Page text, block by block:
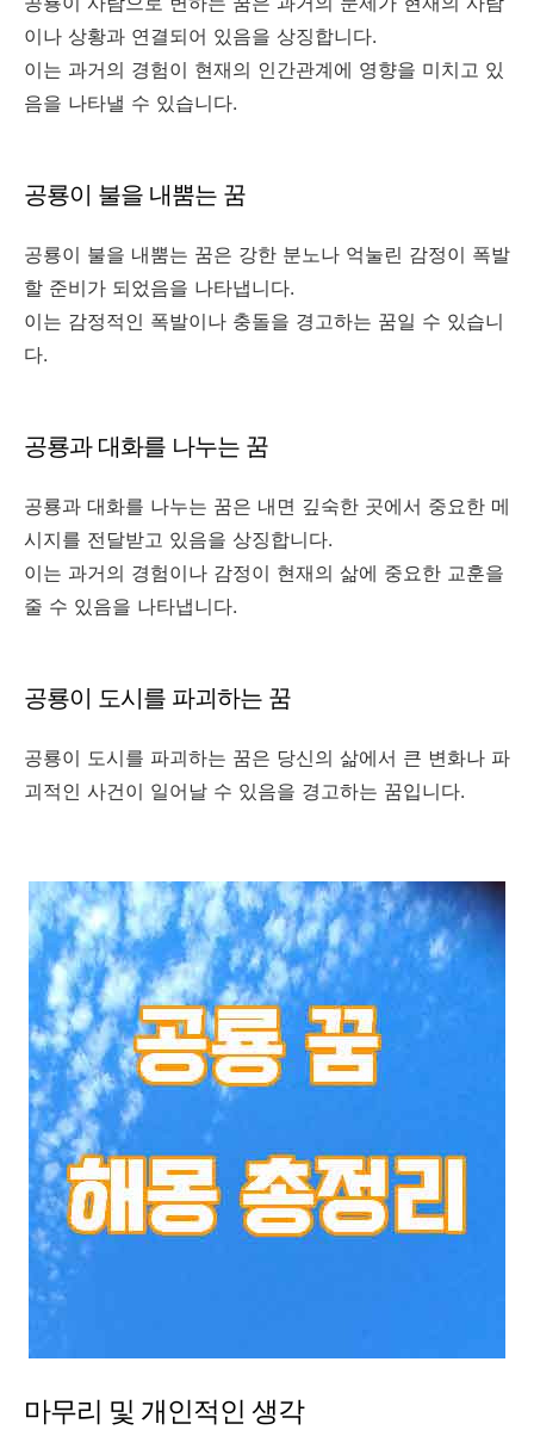
이나 상황과 연결되어 있음을 상징합니다.
이는 과거의 경험이 현재의 인간관계에 영향을 미치고 있
음을 나타낼 수 있습니다.
공룡이 불을 내뿜는 꿈
공룡이 불을 내뿜는 꿈은 강한 분노나 억눌린 감정이 폭발
할 준비가 되었음을 나타냅니다.
이는 감정적인 폭발이나 충돌을 경고하는 꿈일 수 있습니
다.
공룡과 대화를 나누는 꿈
공룡과 대화를 나누는 꿈은 내면 깊숙한 곳에서 중요한 메
시지를 전달받고 있음을 상징합니다.
이는 과거의 경험이나 감정이 현재의 삶에 중요한 교훈을
줄 수 있음을 나타냅니다.
공룡이 도시를 파괴하는 꿈
공룡이 도시를 파괴하는 꿈은 당신의 삶에서 큰 변화나 파
괴적인 사건이 일어날 수 있음을 경고하는 꿈입니다.
마무리 및 개인적인 생각